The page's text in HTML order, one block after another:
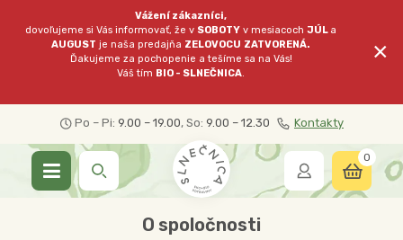
Vážení zákazníci,
dovoľujeme si Vás informovať, že v SOBOTY v mesiacochJÚL a
AUGUST je naša predajňa ZELOVOCU ZATVORENÁ.
Ďakujeme za pochopenie a tešíme sa na Vás!
Váš tím BIO - SLNEČNICA.
×
Po – Pi: 9.00 – 19.00, So: 9.00 – 12.30 Kontakty
0
O spoločnosti